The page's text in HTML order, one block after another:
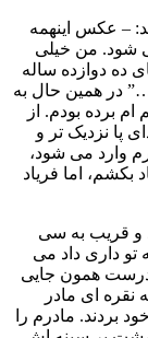
– عکس اینهمه
شود. من خیلی
ده دوازده ساله
در همین حال به
برده بودم. از
پا نزدیک تر و
وارد می شود،
اما فریاد
و قریب به سی
تو داری داد می
همون جایی
نقره ای مادر
بردند. مادرم را